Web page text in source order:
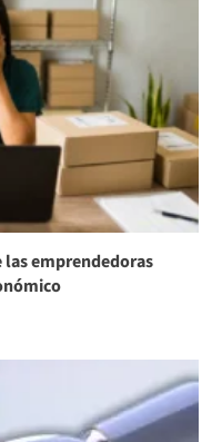
las emprendedoras